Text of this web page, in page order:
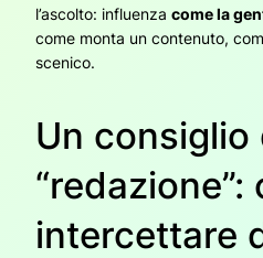
l’ascolto: influenza come la
come monta un contenuto,
scenico.
Un consiglio
“redazione”:
intercettare